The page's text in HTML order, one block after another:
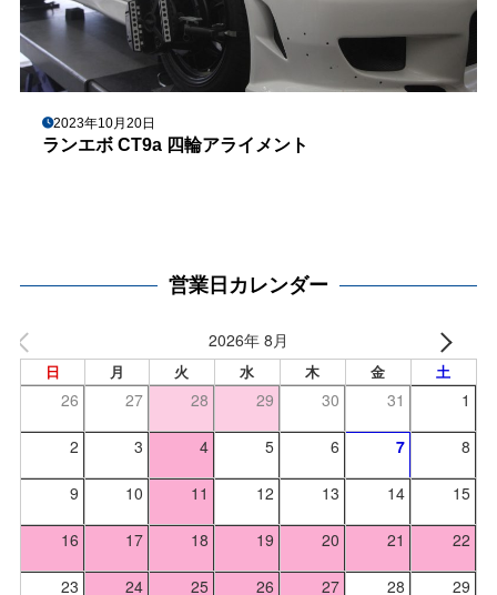
2023年10月20日
ランエボ CT9a 四輪アライメント
営業日カレンダー
2026年 8月
日 月 火 水 木 金 土
26 27 28 29 30 31 1
2 3 4 5 6 7 8
9 10 11 12 13 14 15
16 17 18 19 20 21 22
23 24 25 26 27 28 29